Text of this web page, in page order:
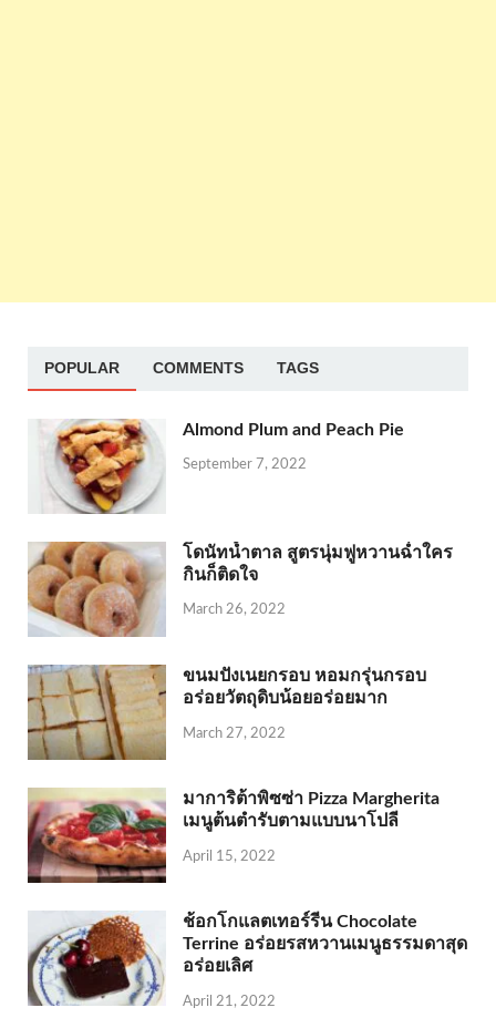
POPULAR COMMENTS TAGS
Almond Plum and Peach Pie
September 7, 2022
โดนัทน้ำตาล สูตรนุ่มฟูหวานฉ่ำใคร
กินก็ติดใจ
March 26, 2022
ขนมปังเนยกรอบ หอมกรุ่นกรอบ
อร่อยวัตถุดิบน้อยอร่อยมาก
March 27, 2022
มาการิต้าพิซซ่า Pizza Margherita
เมนูต้นตำรับตามแบบนาโปลี
April 15, 2022
ช้อกโกแลตเทอร์รีน Chocolate
Terrine อร่อยรสหวานเมนูธรรมดาสุด
อร่อยเลิศ
April 21, 2022